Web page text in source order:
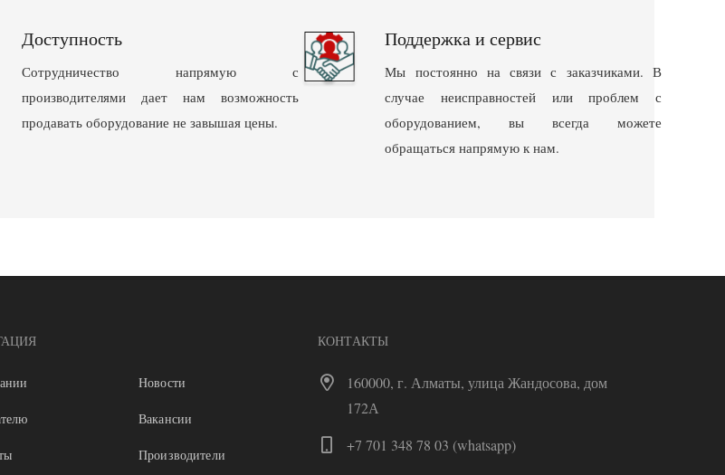
Доступность
Сотрудничество напрямую с
производителями дает нам возможность
продавать оборудование не завышая цены.
Поддержка и сервис
Мы постоянно на связи с заказчиками. В
случае неисправностей или проблем с
оборудованием, вы всегда можете
обращаться напрямую к нам.
Новости
Вакансии
Производители
КОНТАКТЫ
160000, г. Алматы, улица Жандосова, дом
172А
+7 701 348 78 03 (whatsapp)